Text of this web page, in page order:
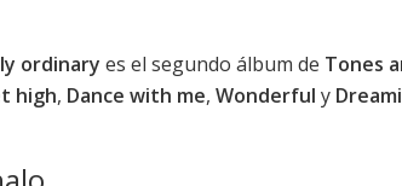
ordinary es el segundo álbum de Tones
high, Dance with me, Wonderful y